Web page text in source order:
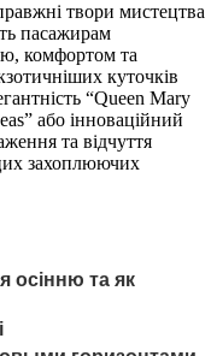
твори мистецтва
пасажирам
комфортом та
куточків
“Queen Mary
або інноваційний
та відчуття
захоплюючих
осінню та як